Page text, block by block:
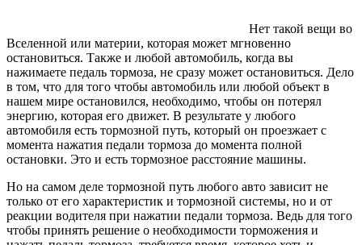
Нет такой вещи во
Вселенной или материи, которая может мгновенно
остановиться. Также и любой автомобиль, когда вы
нажимаете педаль тормоза, не сразу может остановиться. Дело
в том, что для того чтобы автомобиль или любой объект в
нашем мире остановился, необходимо, чтобы он потерял
энергию, которая его движет. В результате у любого
автомобиля есть тормозной путь, который он проезжает с
момента нажатия педали тормоза до момента полной
остановки. Это и есть тормозное расстояние машины.
Но на самом деле тормозной путь любого авто зависит не
только от его характеристик и тормозной системы, но и от
реакции водителя при нажатии педали тормоза. Ведь для того
чтобы принять решение о необходимости торможения и